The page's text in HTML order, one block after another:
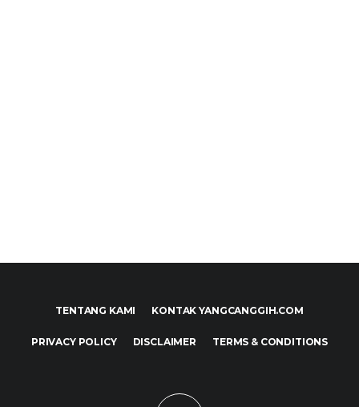
TENTANG KAMI KONTAK YANGCANGGIH.COM
PRIVACY POLICY DISCLAIMER TERMS & CONDITIONS